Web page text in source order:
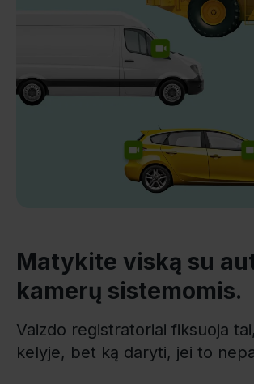
Matykite viską su
kamerų sistemomis.
Vaizdo registratoriai fiksuoja
kelyje, bet ką daryti, jei to